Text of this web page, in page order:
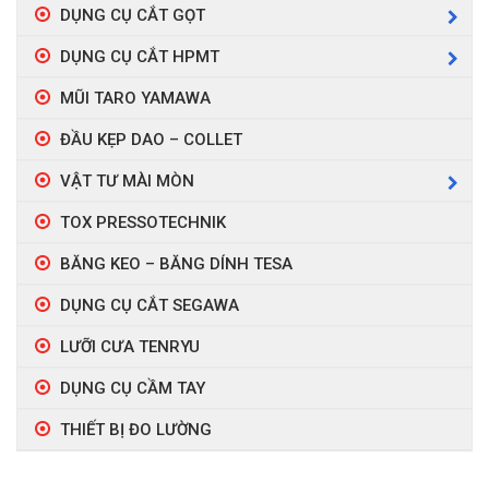
DỤNG CỤ CẮT GỌT
DỤNG CỤ CẮT HPMT
MŨI TARO YAMAWA
ĐẦU KẸP DAO – COLLET
VẬT TƯ MÀI MÒN
TOX PRESSOTECHNIK
BĂNG KEO – BĂNG DÍNH TESA
DỤNG CỤ CẮT SEGAWA
LƯỠI CƯA TENRYU
DỤNG CỤ CẦM TAY
THIẾT BỊ ĐO LƯỜNG